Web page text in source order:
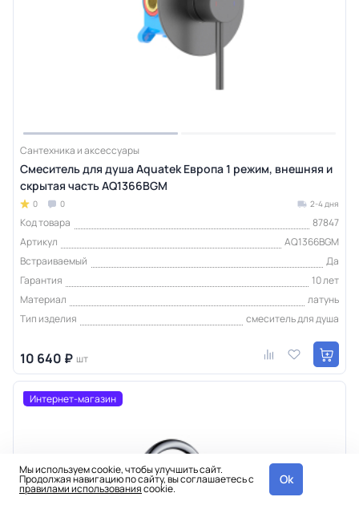
Сантехника и аксессуары
Смеситель для душа Aquatek Европа 1 режим, внешняя и
скрытая часть AQ1366BGM
0 0 2-4 дня
Код товара
87847
Артикул
AQ1366BGM
Встраиваемый
Да
Гарантия
10 лет
Материал
латунь
Тип изделия
смеситель для душа
10 640 ₽ шт
Интернет-магазин
Мы используем cookie, чтобы улучшить сайт.
Продолжая навигацию по сайту, вы соглашаетесь с
правилами использованияcookie.
Ok